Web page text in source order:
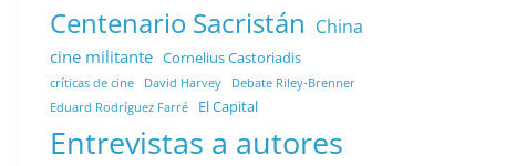
Centenario Sacristán China
cine militante Cornelius Castoriadis
críticas de cine David Harvey Debate Riley-Brenner
Eduard Rodríguez Farré El Capital
Entrevistas a autores